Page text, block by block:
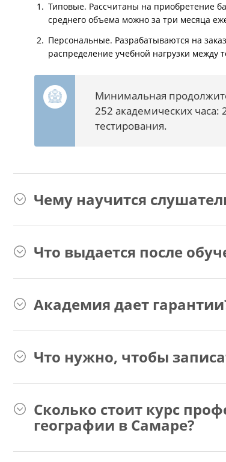
Типовые. Рассчитаны на приобретение
среднего объема можно за три месяца
Персональные. Разрабатываются на
распределение учебной нагрузки между
Минимальная
252 академических часа:
тестирования.
Чему научится
Что выдается после
Академия дает
Что нужно, чтобы
Сколько стоит курс
географии в Самаре?